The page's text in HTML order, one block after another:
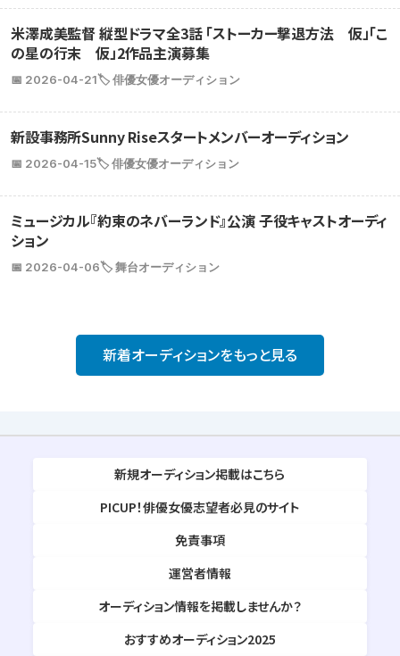
米澤成美監督 縦型ドラマ全3話 「ストーカー撃退方法 仮」「こ
の星の行末 仮」2作品主演募集
📅 2026-04-21🏷️ 俳優女優オーディション
新設事務所Sunny Riseスタートメンバーオーディション
📅 2026-04-15🏷️ 俳優女優オーディション
ミュージカル『約束のネバーランド』公演 子役キャストオーディ
ション
📅 2026-04-06🏷️ 舞台オーディション
新着オーディションをもっと見る
新規オーディション掲載はこちら
PICUP！俳優女優志望者必見のサイト
免責事項
運営者情報
オーディション情報を掲載しませんか？
おすすめオーディション2025